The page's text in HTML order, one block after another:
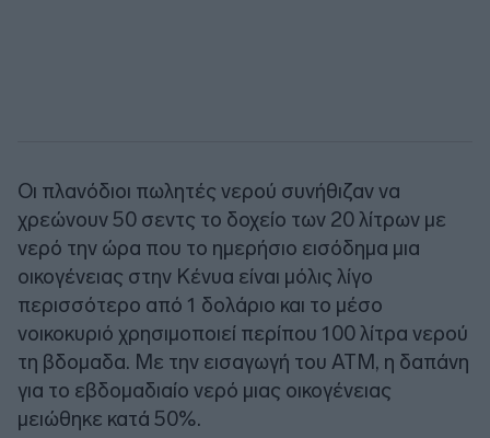
Οι πλανόδιοι πωλητές νερού συνήθιζαν να
χρεώνουν 50 σεντς το δοχείο των 20 λίτρων με
νερό την ώρα που το ημερήσιο εισόδημα μια
οικογένειας στην Κένυα είναι μόλις λίγο
περισσότερο από 1 δολάριο και το μέσο
νοικοκυριό χρησιμοποιεί περίπου 100 λίτρα νερού
τη βδομαδα. Με την εισαγωγή του ATM, η δαπάνη
για το εβδομαδιαίο νερό μιας οικογένειας
μειώθηκε κατά 50%.